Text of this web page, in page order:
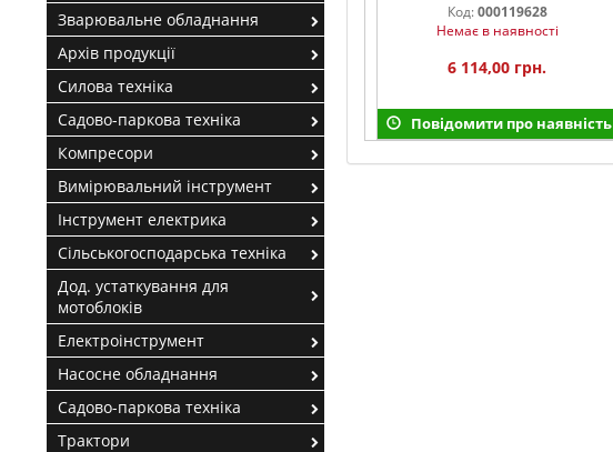
Код:000119628
Немає в наявності
6 114,00 грн.
Повідомити про наявність
Зварювальне обладнання
Архів продукції
Силова техніка
Садово-паркова техніка
Компресори
Вимірювальний інструмент
Інструмент електрика
Сільськогосподарська техніка
Дод. устаткування для
мотоблоків
Електроінструмент
Насосне обладнання
Садово-паркова техніка
Трактори